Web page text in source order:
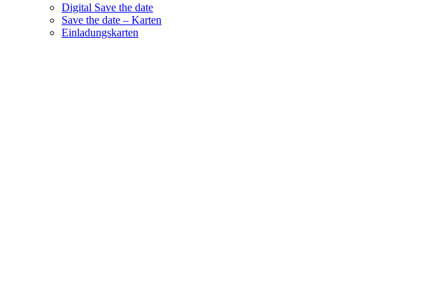
Digital Save the date
Save the date – Karten
Einladungskarten